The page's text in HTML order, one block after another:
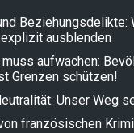
Beziehungsdelikte:
ausblenden
aufwachen:
Grenzen schützen!
Unser Weg
französischen